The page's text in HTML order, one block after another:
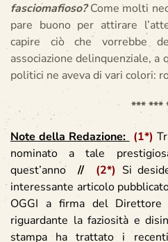
fasciomafioso?Come molti
pare buono per attirare
capire ciò che vorrebbe
associazione delinquenziale,
politici ne aveva di vari colori:
*** ***
Note della Redazione: (1*)
nominato a tale
quest’anno// (2*) Si
interessante articolo
OGGI a firma del Direttore
riguardante la faziosità e
stampa ha trattato i